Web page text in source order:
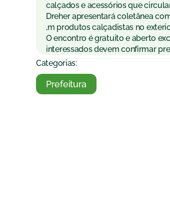
calçados e acessórios que
Dreher apresentará coletânea
,m produtos calçadistas no
O encontro é gratuito e aberto
interessados devem confirmar
Categorias:
Prefeitura